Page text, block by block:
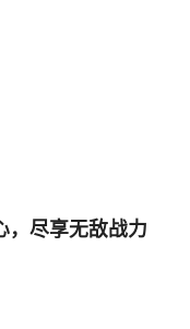
，尽享无敌战力